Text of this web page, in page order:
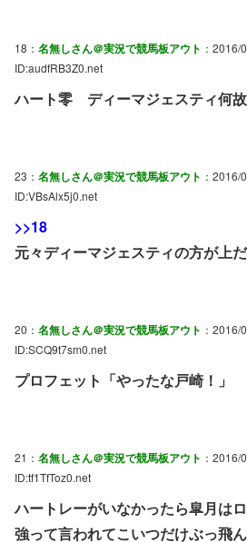
18： 名無しさん＠実況で競馬板アウト ：2016/
ID:audfRB3Z0.net
ハート零 ディーマジェスティ何
23： 名無しさん＠実況で競馬板アウト ：2016/
ID:VBsAlx5j0.net
>>18
元々ディーマジェスティの方が上
20： 名無しさん＠実況で競馬板アウト ：2016/
ID:SCQ9t7sm0.net
プロフェット「やったな戸崎！」
21： 名無しさん＠実況で競馬板アウト ：2016/
ID:tf1TfToz0.net
ハートレーがいなかったら皐月は
強って言われてこいつだけぶっ飛